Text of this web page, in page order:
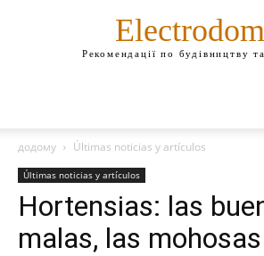
Рекомендації по будівництву
додому Últimas noticias y artículos
Últimas noticias y artículos
Hortensias: las
malas, las mohosas